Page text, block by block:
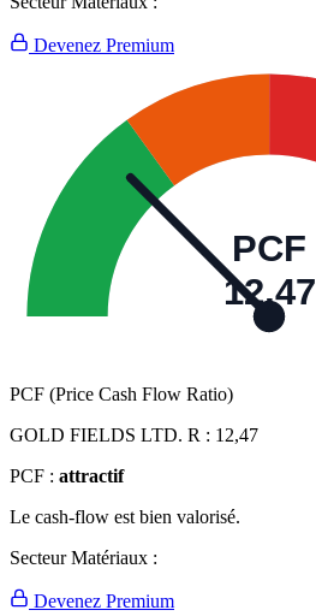
Devenez Premium
PCF
12,47
PCF (Price Cash Flow Ratio)
GOLD FIELDS LTD. R : 12,47
PCF : attractif
Le cash-flow est bien valorisé.
Secteur Matériaux :
Devenez Premium